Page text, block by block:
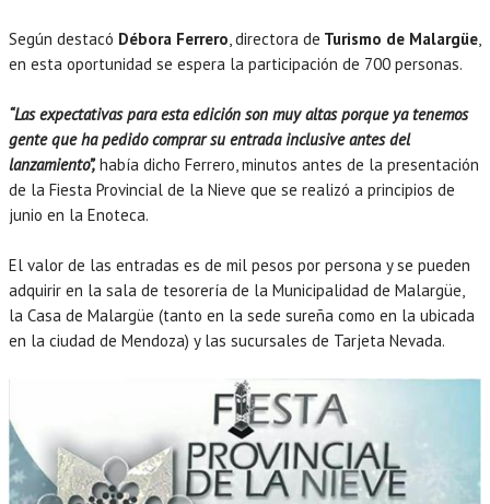
Según destacó Débora Ferrero , directora de Turismo de Malargüe
en esta oportunidad se espera la participación de 700 personas.
“Las expectativas para esta edición son muy altas porque ya tenemos
gente que ha pedido comprar su entrada inclusive antes del
lanzamiento”,había dicho Ferrero, minutos antes de la presentación
de la Fiesta Provincial de la Nieve que se realizó a principios de
junio en la Enoteca.
El valor de las entradas es de mil pesos por persona y se pueden
adquirir en la sala de tesorería de la Municipalidad de Malargüe,
la Casa de Malargüe (tanto en la sede sureña como en la ubicada
en la ciudad de Mendoza) y las sucursales de Tarjeta Nevada.